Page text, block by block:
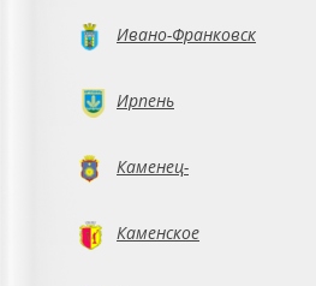
Ивано-Франковск
Ирпень
Каменец-
Каменское